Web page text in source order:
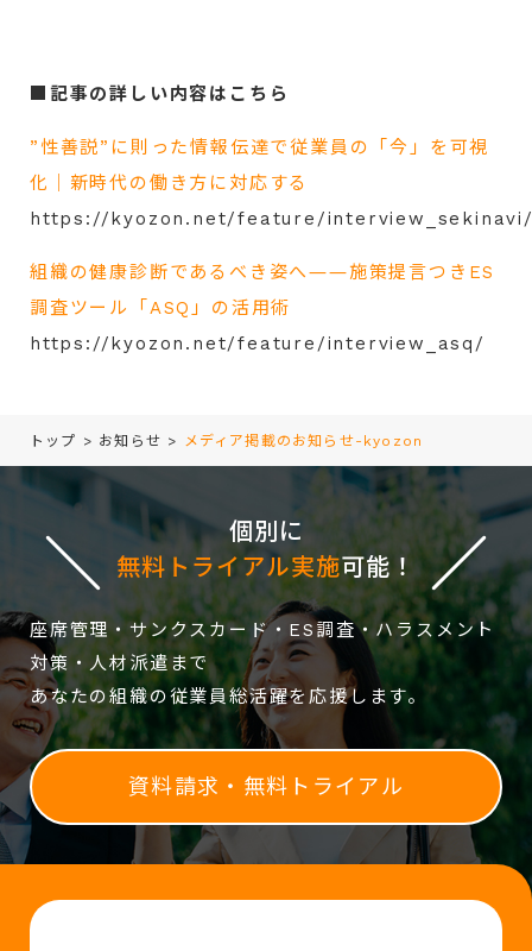
■記事の詳しい内容はこちら
”性善説”に則った情報伝達で従業員の「今」を可視
化｜新時代の働き方に対応する
https://kyozon.net/feature/
組織の健康診断であるべき姿へ――施策提言つきES
調査ツール「ASQ」の活用術
https://kyozon.net/feature/interview_asq/
トップ > お知らせ > メディア掲載のお知らせ-kyozon
個別に
無料トライアル実施可能！
座席管理・サンクスカード・ES調査・ハラスメント
対策・人材派遣まで
あなたの組織の従業員総活躍を応援します。
資料請求・無料トライアル